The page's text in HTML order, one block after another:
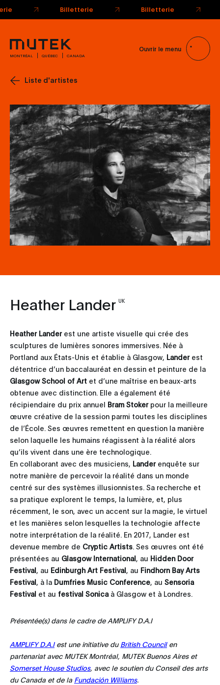
MONTRÉAL QUÉBEC CANADA
Ouvrir le menu
Liste d'artistes
Heather Lander UK
Heather Lander est une artiste visuelle qui crée des
sculptures de lumières sonores immersives. Née à
Portland aux États-Unis et établie à Glasgow, Landerest
détentrice d’un baccalauréat en dessin et peinture de la
Glasgow School of Art et d’une maîtrise en beaux-arts
obtenue avec distinction. Elle a également été
récipiendaire du prix annuel Bram Stokerpour la meilleure
œuvre créative de la session parmi toutes les disciplines
de l’École. Ses œuvres remettent en question la manière
selon laquelle les humains réagissent à la réalité alors
qu’ils vivent dans une ère technologique.
En collaborant avec des musiciens, Landerenquête sur
notre manière de percevoir la réalité dans un monde
centré sur des systèmes illusionnistes. Sa recherche et
sa pratique explorent le temps, la lumière, et, plus
récemment, le son, avec un accent sur la magie, le virtuel
et les manières selon lesquelles la technologie affecte
notre interprétation de la réalité. En 2017, Lander est
devenue membre de Cryptic Artists. Ses œuvres ont été
présentées au Glasgow International, au Hidden Door
Festival, au Edinburgh Art Festival, au Findhorn Bay Arts
Festival, à la Dumfries Music Conference, au Sensoria
Festival et au festival Sonicaà Glasgow et à Londres.
Présentée(s) dans le cadre de AMPLIFY D.A.I
AMPLIFY D.A.Iest une initiative du British Councilen
partenariat avec MUTEK Montréal, MUTEK Buenos Aires et
Somerset House Studios, avec le soutien du Conseil des arts
du Canada et de la Fundación Williams.